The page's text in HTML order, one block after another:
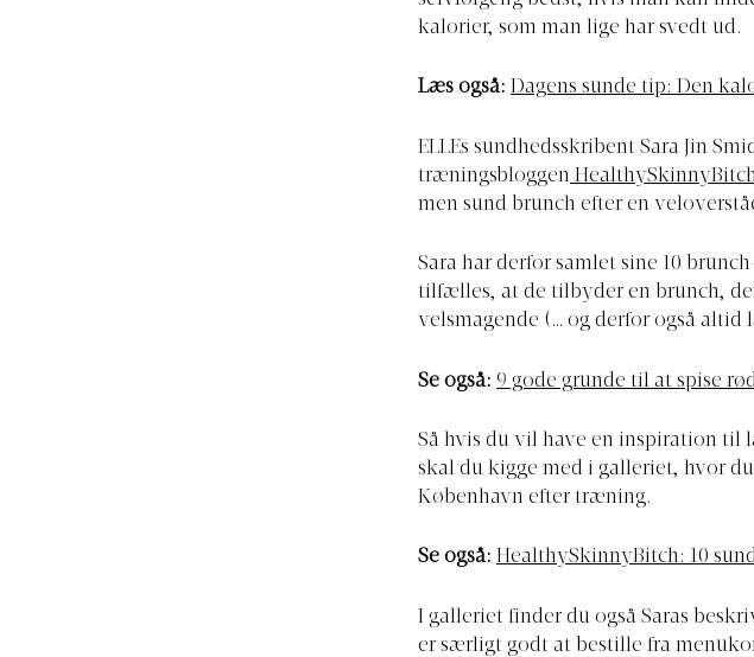
kalorier, som man lige har svedt ud.
Læs også: Dagens sunde tip: Den
ELLEs sundhedsskribent Sara Jin
træningsbloggen
men sund brunch efter en
Sara har derfor samlet sine 10
tilfælles, at de tilbyder en brunch,
velsmagende (… og derfor også altid
Se også: 9 gode grunde til at spise
Så hvis du vil have en inspiration til
skal du kigge med i galleriet, hvor
København efter træning.
Se også: HealthySkinnyBitch: 10
I galleriet finder du også Saras
er særligt godt at bestille fra